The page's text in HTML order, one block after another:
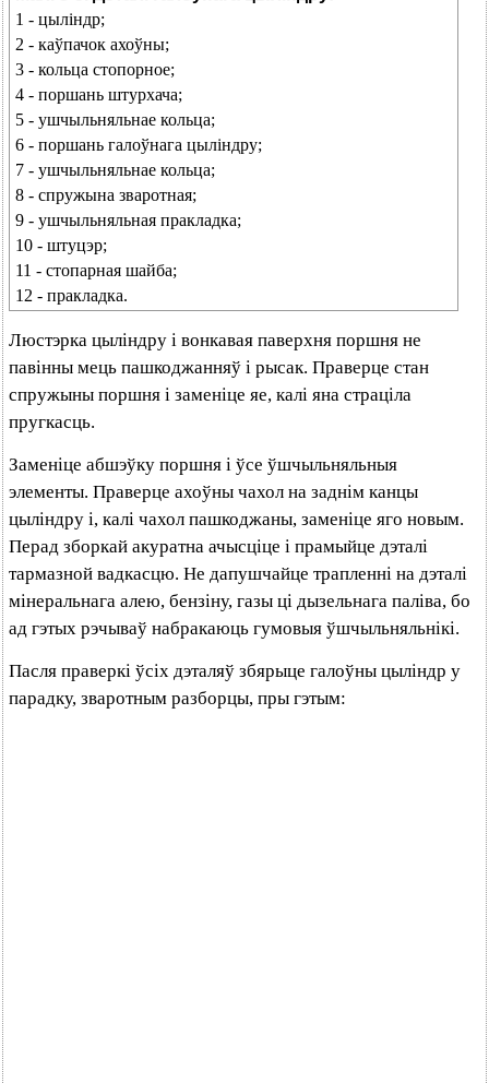
1 - цыліндр;
2 - каўпачок ахоўны;
3 - кольца стопорное;
4 - поршань штурхача;
5 - ушчыльняльнае кольца;
6 - поршань галоўнага цыліндру;
7 - ушчыльняльнае кольца;
8 - спружына зваротная;
9 - ушчыльняльная пракладка;
10 - штуцэр;
11 - стопарная шайба;
12 - пракладка.
Люстэрка цыліндру і вонкавая паверхня поршня не
павінны мець пашкоджанняў і рысак. Праверце стан
спружыны поршня і заменіце яе, калі яна страціла
пругкасць.
Заменіце абшэўку поршня і ўсе ўшчыльняльныя
элементы. Праверце ахоўны чахол на заднім канцы
цыліндру і, калі чахол пашкоджаны, заменіце яго новым.
Перад зборкай акуратна ачысціце і прамыйце дэталі
тармазной вадкасцю. Не дапушчайце трапленні на дэталі
мінеральнага алею, бензіну, газы ці дызельнага паліва, бо
ад гэтых рэчываў набракаюць гумовыя ўшчыльняльнікі.
Пасля праверкі ўсіх дэталяў збярыце галоўны цыліндр у
парадку, зваротным разборцы, пры гэтым: